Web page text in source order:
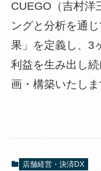
CUEGO（吉村洋
ングと分析を通
果」を定義し、3
利益を生み出し
画・構築いたしま
店舗経営・決済DX